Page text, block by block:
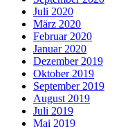
Juli 2020
März 2020
Februar 2020
Januar 2020
Dezember 2019
Oktober 2019
September 2019
August 2019
Juli 2019
Mai 2019